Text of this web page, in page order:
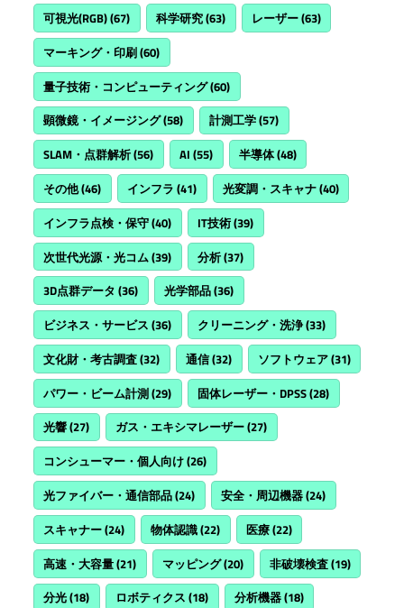
可視光(RGB)(67) 科学研究(63) レーザー(63)
マーキング・印刷(60)
量子技術・コンピューティング(60)
顕微鏡・イメージング(58) 計測工学(57)
SLAM・点群解析(56) AI (55) 半導体(48)
その他(46) インフラ (41) 光変調・スキャナ(40)
インフラ点検・保守(40) IT技術(39)
次世代光源・光コム(39) 分析(37)
3D点群データ (36) 光学部品(36)
ビジネス・サービス (36) クリーニング・洗浄(33)
文化財・考古調査(32) 通信(32) ソフトウェア(31)
パワー・ビーム計測(29) 固体レーザー・DPSS(28)
光響(27) ガス・エキシマレーザー(27)
コンシューマー・個人向け(26)
光ファイバー・通信部品(24) 安全・周辺機器(24)
スキャナー(24) 物体認識(22) 医療(22)
高速・大容量(21) マッピング(20) 非破壊検査(19)
分光(18) ロボティクス (18) 分析機器(18)